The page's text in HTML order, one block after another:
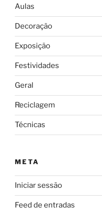
Aulas
Decoração
Exposição
Festividades
Geral
Reciclagem
Técnicas
META
Iniciar sessão
Feed de entradas